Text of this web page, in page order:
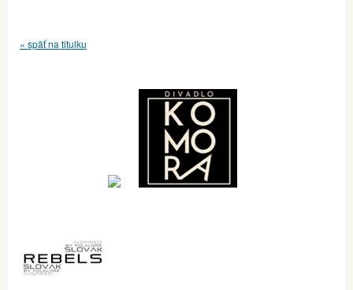
« späť na titulku